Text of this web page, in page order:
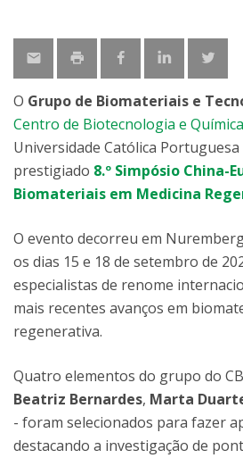
O Grupo de Biomateriais e
Centro de Biotecnologia e Química
Universidade Católica Portuguesa
prestigiado 8.º Simpósio China-
Biomateriais em Medicina
O evento decorreu em
os dias 15 e 18 de setembro de
especialistas de renome
mais recentes avanços em
regenerativa.
Quatro elementos do grupo do
Beatriz Bernardes, Marta
- foram selecionados para fazer
destacando a investigação de